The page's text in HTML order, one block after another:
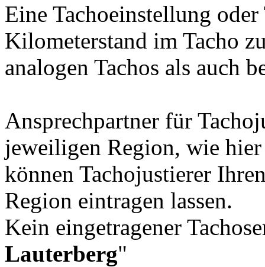
Eine Tachoeinstellung
Kilometerstand im Tacho
analogen Tachos als auch
Ansprechpartner für
jeweiligen Region, wie
können Tachojustierer
Region eintragen lassen.
Kein eingetragener
Lauterberg"